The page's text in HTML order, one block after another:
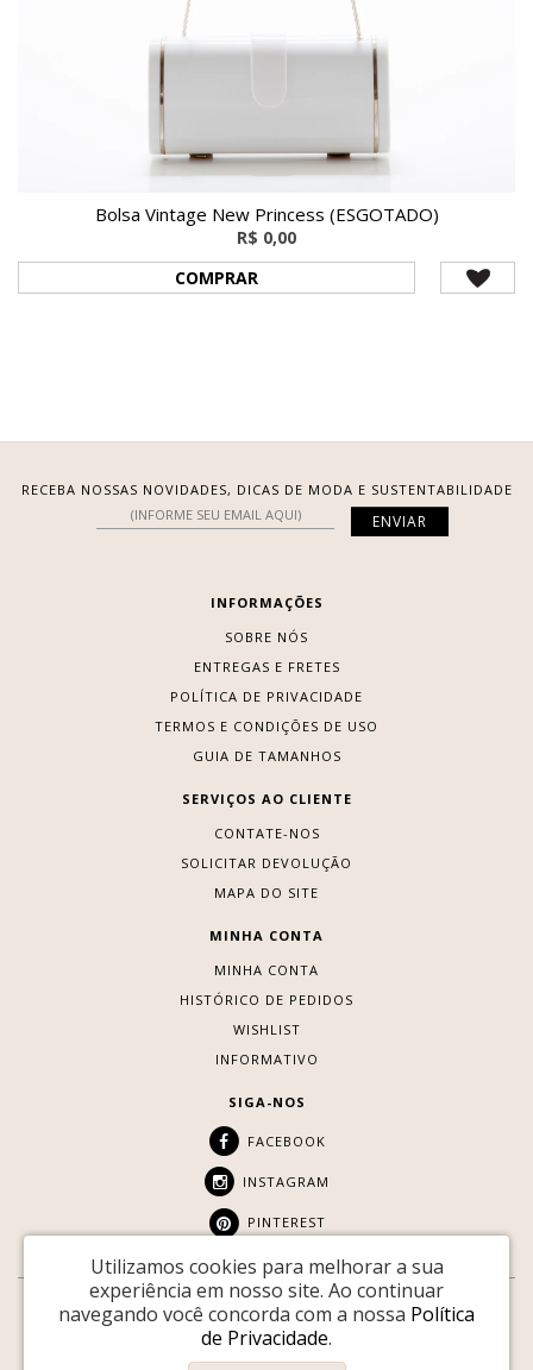
Bolsa Vintage New Princess (ESGOTADO)
R$ 0,00
COMPRAR
RECEBA NOSSAS NOVIDADES, DICAS DE MODA E SUSTENTABILIDADE
INFORMAÇÕES
SOBRE NÓS
ENTREGAS E FRETES
POLÍTICA DE PRIVACIDADE
TERMOS E CONDIÇÕES DE USO
GUIA DE TAMANHOS
SERVIÇOS AO CLIENTE
CONTATE-NOS
SOLICITAR DEVOLUÇÃO
MAPA DO SITE
MINHA CONTA
MINHA CONTA
HISTÓRICO DE PEDIDOS
WISHLIST
INFORMATIVO
SIGA-NOS
FACEBOOK
INSTAGRAM
PINTEREST
SITE SEGURO:
Youtopia © 2026 |Desenvolvido por
Utilizamos cookies para melhorar a sua
experiência em nosso site. Ao continuar
navegando você concorda com a nossa Política
de Privacidade.